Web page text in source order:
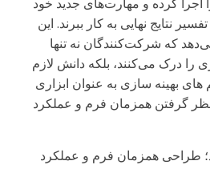
نتایج نهایی به کار ببرند. این
که شرکت‌کنندگان نه تنها
را درک می‌کنند، بلکه دانش لازم
های بهینه سازی به عنوان ابزاری
گرفتن همزمان فرم و عملکرد
طراحی همزمان فرم و عملکرد